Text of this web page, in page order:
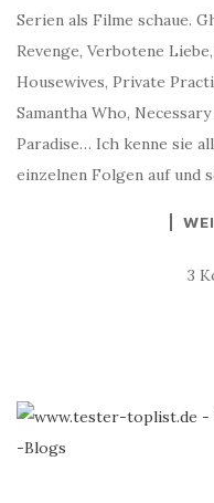
Serien als Filme schaue.
Revenge, Verbotene
Housewives, Private
Samantha Who,
Paradise… Ich kenne sie
einzelnen Folgen auf und
3